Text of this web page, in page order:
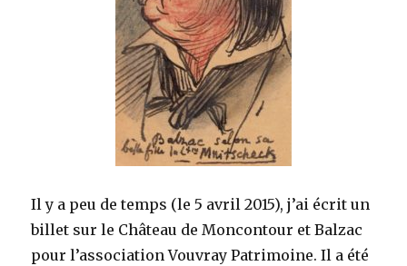
Il y a peu de temps (le 5 avril 2015), j’ai écrit un
billet sur le Château de Moncontour et Balzac
pour l’association Vouvray Patrimoine. Il a été